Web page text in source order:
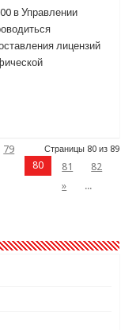
в Управлении
лицензий
Страницы 80 из 89
79
80
81
82
»
...